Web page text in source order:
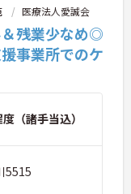
医療法人愛誠会
＆残業少なめ◎
事業所でのケ
（諸手当込）
5515